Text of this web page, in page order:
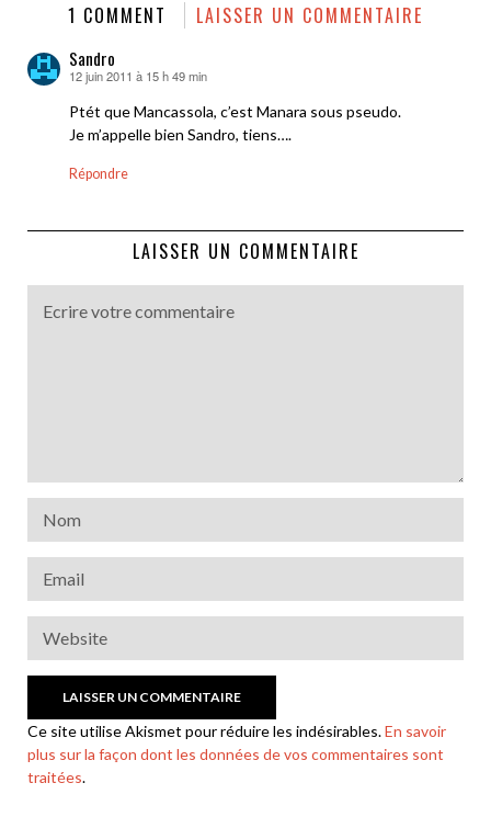
1 COMMENT LAISSER UN COMMENTAIRE
Sandro
dit :
12 juin 2011 à 15 h 49 min
Ptét que Mancassola, c’est Manara sous pseudo.
Je m’appelle bien Sandro, tiens….
Répondre
LAISSER UN COMMENTAIRE
Ce site utilise Akismet pour réduire les indésirables.En savoir
plus sur la façon dont les données de vos commentaires sont
traitées.